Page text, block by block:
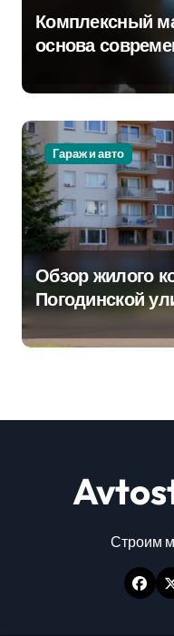
Комплексный
основа
Гараж и авто
Обзор жилого
Погодинской
Строим